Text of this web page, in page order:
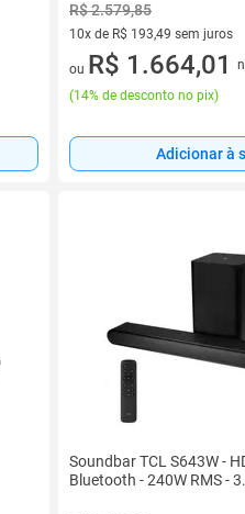
R$ 2.579,85
10x de R$ 193,49 sem juros
10 vez de R$ 193,49 sem juros
ou R$ 1.664,01
(14% de desconto no pix)
Adicionar à
Soundbar TCL S643W -
Bluetooth - 240W RMS -